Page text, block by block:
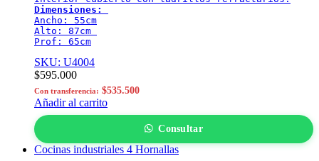
Dimensiones:
Ancho: 55cm
Alto: 87cm
Prof: 65cm
SKU: U4004
$595.000
Con transferencia: $535.500
Añadir al carrito
Consultar
Cocinas industriales 4 Hornallas